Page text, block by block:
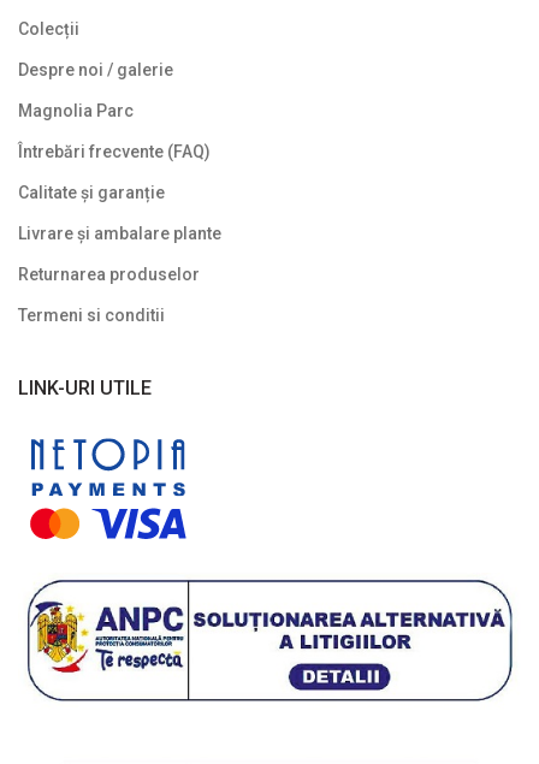
Colecții
Despre noi / galerie
Magnolia Parc
Întrebări frecvente (FAQ)
Calitate și garanție
Livrare și ambalare plante
Returnarea produselor
Termeni si conditii
LINK-URI UTILE